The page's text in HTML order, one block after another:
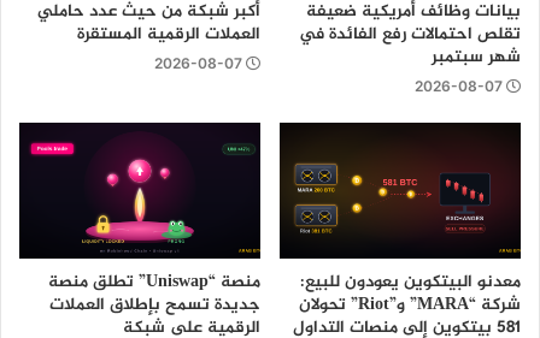
بيانات وظائف أمريكية ضعيفة
تقلص احتمالات رفع الفائدة في
شهر سبتمبر
2026-08-07
أكبر شبكة من حيث عدد حاملي
العملات الرقمية المستقرة
2026-08-07
معدنو البيتكوين يعودون للبيع:
شركة “MARA” و”Riot” تحولان
581 بيتكوين إلى منصات التداول
منصة “Uniswap” تطلق منصة
جديدة تسمح بإطلاق العملات
الرقمية على شبكة